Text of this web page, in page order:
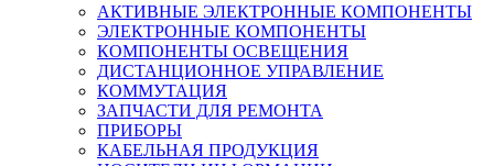
АКТИВНЫЕ ЭЛЕКТРОННЫЕ КОМПОНЕНТЫ
ЭЛЕКТРОННЫЕ КОМПОНЕНТЫ
КОМПОНЕНТЫ ОСВЕЩЕНИЯ
ДИСТАНЦИОННОЕ УПРАВЛЕНИЕ
КОММУТАЦИЯ
ЗАПЧАСТИ ДЛЯ РЕМОНТА
ПРИБОРЫ
КАБЕЛЬНАЯ ПРОДУКЦИЯ